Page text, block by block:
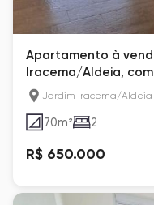
Apartamento à
Iracema/Aldeia,
Jardim Iracema/Aldeia
70m² 2
R$ 650.000